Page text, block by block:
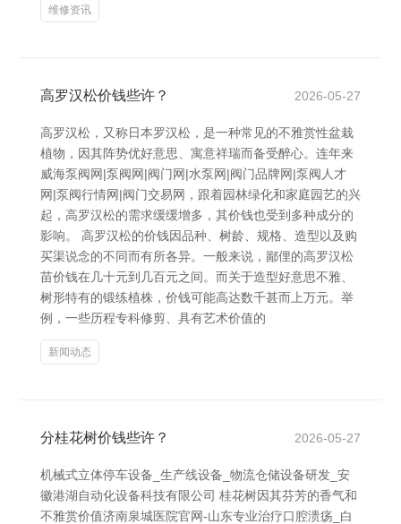
维修资讯
高罗汉松价钱些许？ 2026-05-27
高罗汉松，又称日本罗汉松，是一种常见的不雅赏性盆栽
植物，因其阵势优好意思、寓意祥瑞而备受醉心。连年来
威海泵阀网|泵阀网|阀门网|水泵网|阀门品牌网|泵阀人才
网|泵阀行情网|阀门交易网，跟着园林绿化和家庭园艺的兴
起，高罗汉松的需求缓缓增多，其价钱也受到多种成分的
影响。 高罗汉松的价钱因品种、树龄、规格、造型以及购
买渠说念的不同而有所各异。一般来说，鄙俚的高罗汉松
苗价钱在几十元到几百元之间。而关于造型好意思不雅、
树形特有的锻练植株，价钱可能高达数千甚而上万元。举
例，一些历程专科修剪、具有艺术价值的
新闻动态
分桂花树价钱些许？ 2026-05-27
机械式立体停车设备_生产线设备_物流仓储设备研发_安
徽港湖自动化设备科技有限公司 桂花树因其芬芳的香气和
不雅赏价值济南泉城医院官网-山东专业治疗口腔溃疡_白